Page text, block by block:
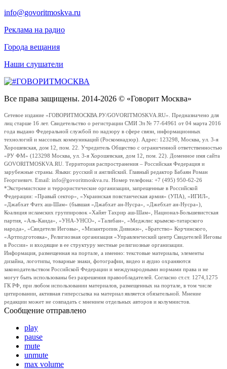
info@govoritmoskva.ru
Реклама на радио
Города вещания
Наши слушатели
Все права защищены. 2014-2026 © «Говорит Москва»
Сетевое издание «ГОВОРИТМОСКВА.РУ/GOVORITMOSKVA.RU». Предназначено для
лиц старше 16 лет. Свидетельство о регистрации СМИ Эл № 77-64961 от 04 марта 2016
года выдано Федеральной службой по надзору в сфере связи, информационных
технологий и массовых коммуникаций (Роскомнадзор). Адрес: 123298, Москва, ул. 3-я
Хорошевская, дом 12, пом. 22. Учредитель Общество с ограниченной ответственностью
«РУ ФМ» (123298 Москва, ул. 3-я Хорошевская, дом 12, пом. 22). Доменное имя сайта
GOVORITMOSKVA.RU. Территория распространения – Российская Федерация и
зарубежные страны. Языки: русский и английский. Главный редактор Бабаян Роман
Георгиевич. Email: info@govoritmoskva.ru. Номер телефона: +7 (495) 950-62-26
*Экстремистские и террористические организации, запрещенные в Российской
Федерации: «Правый сектор», «Украинская повстанческая армия» (УПА), «ИГИЛ»,
«Джабхат Фатх аш-Шам» (бывшая «Джабхат ан-Нусра», «Джебхат ан-Нусра»),
Коалиция исламских группировок «Хайят Тахрир аш-Шам», Национал-Большевистская
партия, «Аль-Каида», «УНА-УНСО», «Талибан», «Меджлис крымско-татарского
народа», «Свидетели Иеговы», «Мизантропик Дивижн», «Братство» Корчинского,
«Артподготовка», Религиозная организация «Управленческий центр Свидетелей Иеговы
в России» и входящие в ее структуру местные религиозные организации.
Информация, размещенная на портале, а именно: текстовые материалы, элементы
дизайна, логотипы, товарные знаки, фотографии, видео и аудио охраняются
законодательством Российской Федерации и международными нормами права и не
могут быть использованы без разрешения правообладателей. Согласно ст.ст. 1274,1275
ГК РФ, при любом использовании материалов, размещенных на портале, в том числе
цитировании, активная гиперссылка на материал является обязательной. Мнение
редакции может не совпадать с мнением отдельных авторов и колумнистов.
Сообщение отправлено
play
pause
mute
unmute
max volume